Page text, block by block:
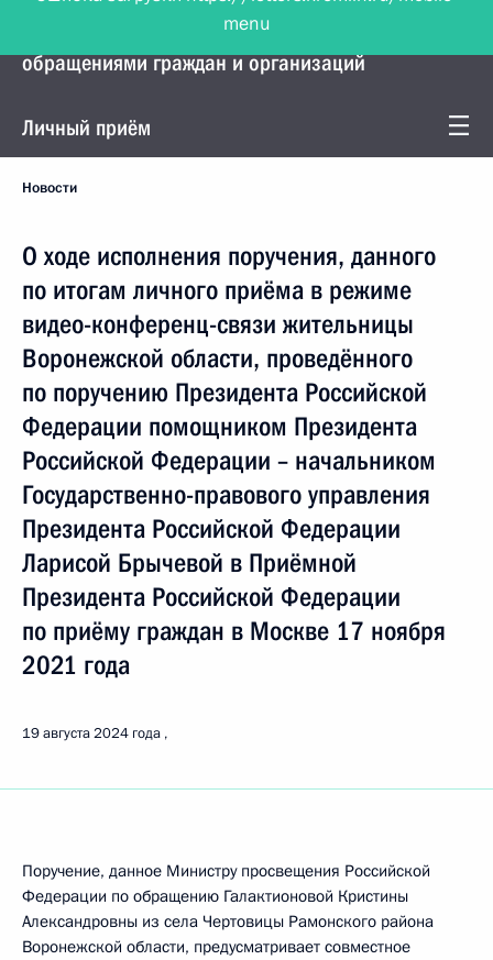
Управление Президента по работе с
обращениями граждан и организаций
Личный приём
Новости
О ходе исполнения поручения, данного
по итогам личного приёма в режиме
видео-конференц-связи жительницы
Воронежской области, проведённого
по поручению Президента Российской
Федерации помощником Президента
Российской Федерации – начальником
Государственно-правового управления
Президента Российской Федерации
Ларисой Брычевой в Приёмной
Президента Российской Федерации
по приёму граждан в Москве 17 ноября
2021 года
19 августа 2024 года
Поручение, данное Министру просвещения Российской
Федерации по обращению Галактионовой Кристины
Александровны из села Чертовицы Рамонского района
Воронежской области, предусматривает совместное
menu